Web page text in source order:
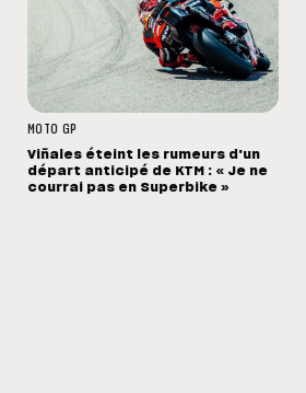
MOTO GP
Viñales éteint les rumeurs d'un
départ anticipé de KTM : « Je ne
courrai pas en Superbike »